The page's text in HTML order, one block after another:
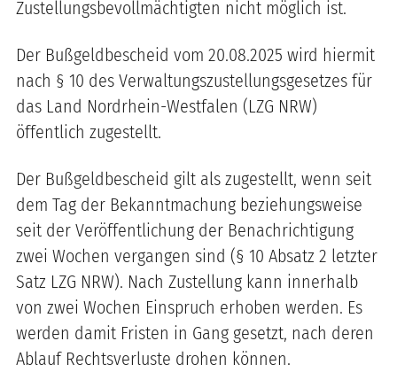
Zustellungsbevollmächtigten nicht möglich ist.
Der Bußgeldbescheid vom 20.08.2025 wird hiermit
nach § 10 des Verwaltungszustellungsgesetzes für
das Land Nordrhein-Westfalen (LZG NRW)
öffentlich zugestellt.
Der Bußgeldbescheid gilt als zugestellt, wenn seit
dem Tag der Bekanntmachung beziehungsweise
seit der Veröffentlichung der Benachrichtigung
zwei Wochen vergangen sind (§ 10 Absatz 2 letzter
Satz LZG NRW). Nach Zustellung kann innerhalb
von zwei Wochen Einspruch erhoben werden. Es
werden damit Fristen in Gang gesetzt, nach deren
Ablauf Rechtsverluste drohen können.